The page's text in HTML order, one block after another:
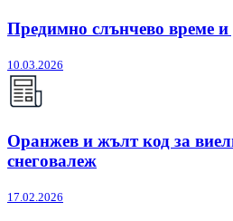
Предимно слънчево време и
10.03.2026
Оранжев и жълт код за
снеговалеж
17.02.2026